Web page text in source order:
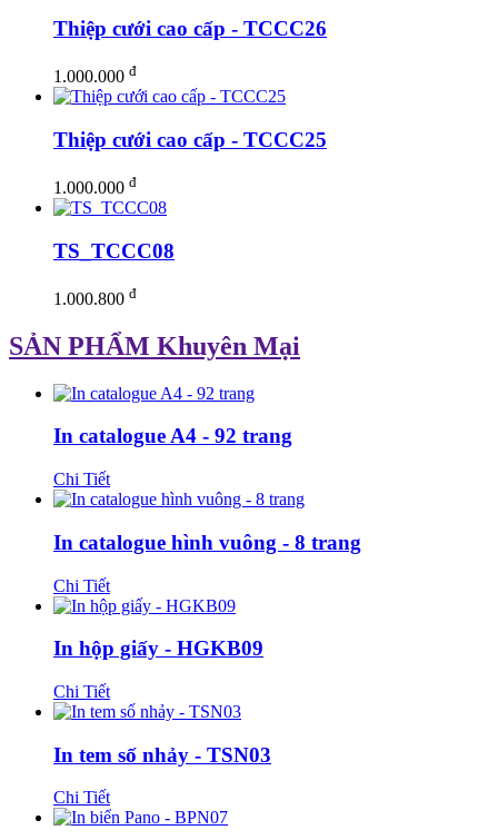
Thiệp cưới cao cấp - TCCC26
1.000.000 đ
Thiệp cưới cao cấp - TCCC25
1.000.000 đ
TS_TCCC08
1.000.800 đ
SẢN PHẨM Khuyên Mại
In catalogue A4 - 92 trang
Chi Tiết
In catalogue hình vuông - 8 trang
Chi Tiết
In hộp giấy - HGKB09
Chi Tiết
In tem số nhảy - TSN03
Chi Tiết